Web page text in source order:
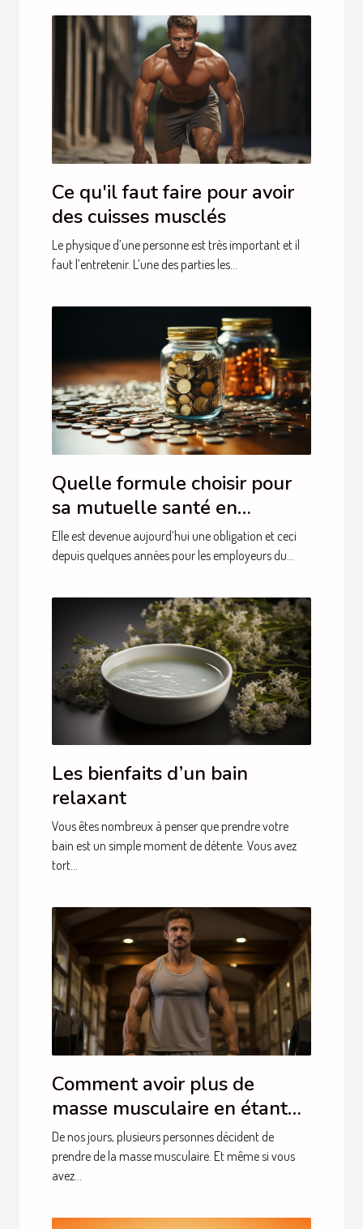
Ce qu'il faut faire pour avoir
des cuisses musclés
Le physique d’une personne est très important et il
faut l’entretenir. L’une des parties les...
Quelle formule choisir pour
sa mutuelle santé en
entreprise ?
Elle est devenue aujourd’hui une obligation et ceci
depuis quelques années pour les employeurs du...
Les bienfaits d’un bain
relaxant
Vous êtes nombreux à penser que prendre votre
bain est un simple moment de détente. Vous avez
tort...
Comment avoir plus de
masse musculaire en étant
chez vous ?
De nos jours, plusieurs personnes décident de
prendre de la masse musculaire. Et même si vous
avez...